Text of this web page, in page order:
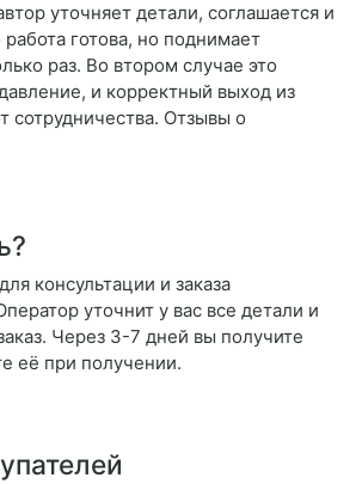
уточняет детали, соглашается и
готова, но поднимает
раз. Во втором случае это
и корректный выход из
сотрудничества. Отзывы о
консультации и заказа
уточнит у вас все детали и
Через 3-7 дней вы получите
её при получении.